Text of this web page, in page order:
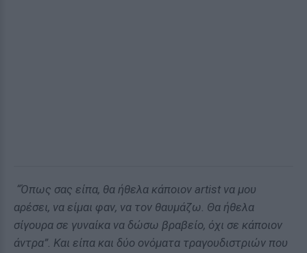
“Όπως σας είπα, θα ήθελα κάποιον artist να μου
αρέσει, να είμαι φαν, να τον θαυμάζω. Θα ήθελα
σίγουρα σε γυναίκα να δώσω βραβείο, όχι σε κάποιον
άντρα”. Και είπα και δύο ονόματα τραγουδιστριών που